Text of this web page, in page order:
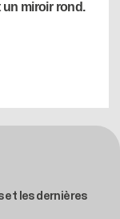
et les dernières